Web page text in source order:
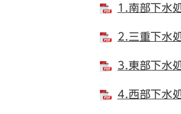
1.南部下水
2.三重下水
3.東部下水
4.西部下水